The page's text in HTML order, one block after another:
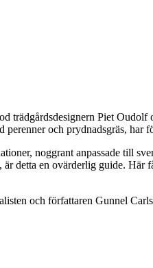
trädgårdsdesignern Piet
och prydnadsgräs, har
noggrant anpassade till
detta en ovärderlig guide. Här
och författaren Gunnel